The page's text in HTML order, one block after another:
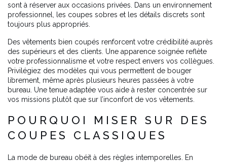
sont à réserver aux occasions privées. Dans un environnement
professionnel, les coupes sobres et les détails discrets sont
toujours plus appropriés.
Des vêtements bien coupés renforcent votre crédibilité auprès
des supérieurs et des clients. Une apparence soignée reflète
votre professionnalisme et votre respect envers vos collègues.
Privilégiez des modèles qui vous permettent de bouger
librement, même après plusieurs heures passées à votre
bureau. Une tenue adaptée vous aide à rester concentrée sur
vos missions plutôt que sur l’inconfort de vos vêtements.
POURQUOI MISER SUR DES
COUPES CLASSIQUES
La mode de bureau obéit à des règles intemporelles. En